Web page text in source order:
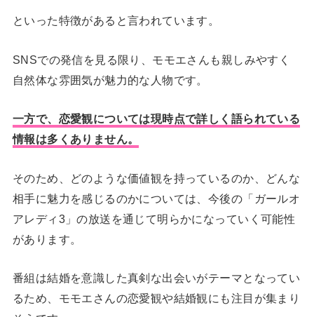
といった特徴があると言われています。
SNSでの発信を見る限り、モモエさんも親しみやすく
自然体な雰囲気が魅力的な人物です。
一方で、恋愛観については現時点で詳しく語られている
情報は多くありません。
そのため、どのような価値観を持っているのか、どんな
相手に魅力を感じるのかについては、今後の「ガールオ
アレディ3」の放送を通じて明らかになっていく可能性
があります。
番組は結婚を意識した真剣な出会いがテーマとなってい
るため、モモエさんの恋愛観や結婚観にも注目が集まり